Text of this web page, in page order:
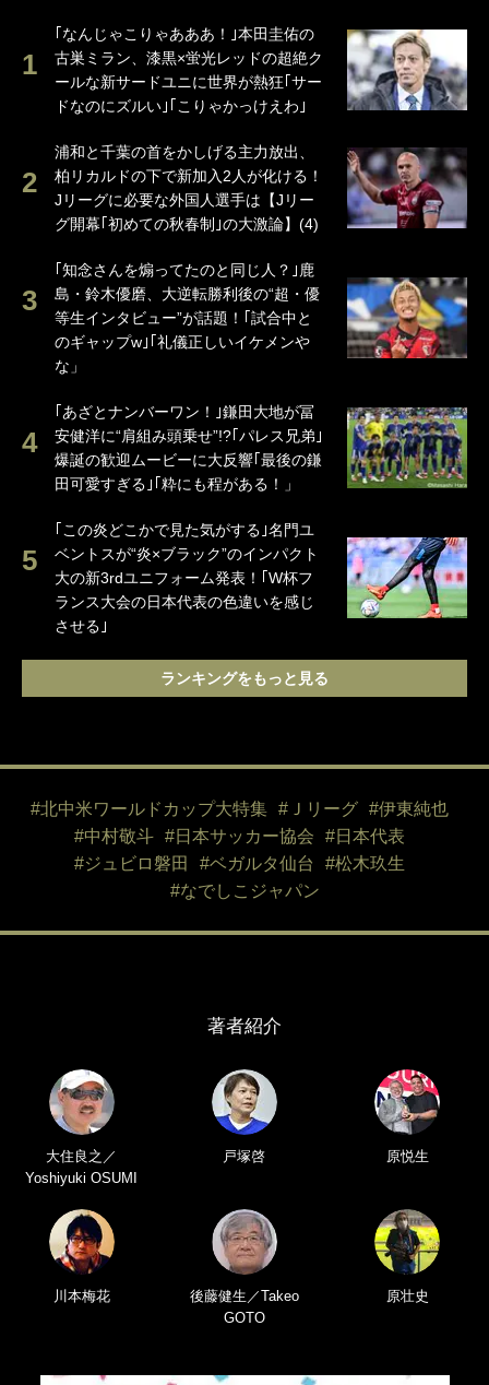
｢なんじゃこりゃあああ！｣本田圭佑の
古巣ミラン、漆黒×蛍光レッドの超絶ク
ールな新サードユニに世界が熱狂｢サー
ドなのにズルい｣｢こりゃかっけえわ｣
浦和と千葉の首をかしげる主力放出、
柏リカルドの下で新加入2人が化ける！
Jリーグに必要な外国人選手は【Jリー
グ開幕｢初めての秋春制｣の大激論】(4)
｢知念さんを煽ってたのと同じ人？｣鹿
島・鈴木優磨、大逆転勝利後の“超・優
等生インタビュー”が話題！｢試合中と
のギャップw｣｢礼儀正しいイケメンや
な」
｢あざとナンバーワン！｣鎌田大地が冨
安健洋に“肩組み頭乗せ”!?｢パレス兄弟｣
爆誕の歓迎ムービーに大反響｢最後の鎌
田可愛すぎる｣｢粋にも程がある！」
｢この炎どこかで見た気がする｣名門ユ
ベントスが“炎×ブラック”のインパクト
大の新3rdユニフォーム発表！｢W杯フ
ランス大会の日本代表の色違いを感じ
させる｣
ランキングをもっと見る
#北中米ワールドカップ大特集 #Ｊリーグ
#伊東純也
#中村敬斗
#日本サッカー協会
#日本代表
#ジュビロ磐田
#ベガルタ仙台
#松木玖生
#なでしこジャパン
著者紹介
大住良之／
Yoshiyuki OSUMI
戸塚啓 原悦生
川本梅花
後藤健生／Takeo
GOTO
原壮史